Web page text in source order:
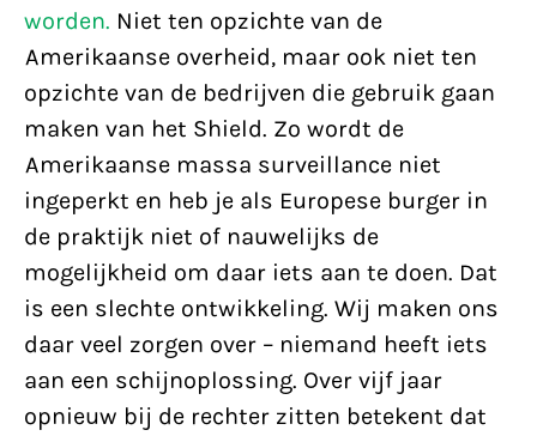
worden. Niet ten opzichte van de
Amerikaanse overheid, maar ook niet ten
opzichte van de bedrijven die gebruik gaan
maken van het Shield. Zo wordt de
Amerikaanse massa surveillance niet
ingeperkt en heb je als Europese burger in
de praktijk niet of nauwelijks de
mogelijkheid om daar iets aan te doen. Dat
is een slechte ontwikkeling. Wij maken ons
daar veel zorgen over – niemand heeft iets
aan een schijnoplossing. Over vijf jaar
opnieuw bij de rechter zitten betekent dat